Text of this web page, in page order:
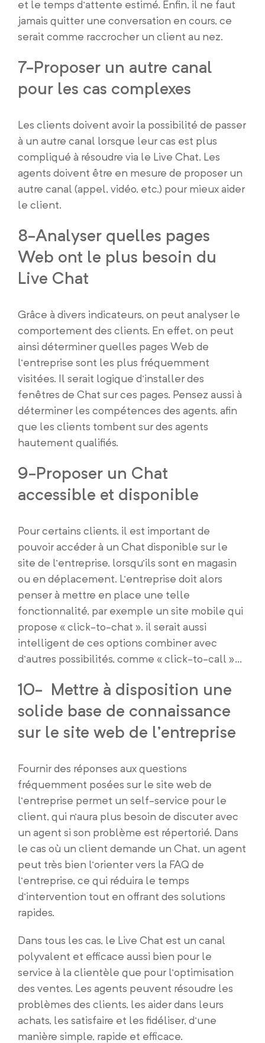
et le temps d’attente estimé. Enfin, il ne faut
jamais quitter une conversation en cours, ce
serait comme raccrocher un client au nez.
7-Proposer un autre canal
pour les cas complexes
Les clients doivent avoir la possibilité de passer
à un autre canal lorsque leur cas est plus
compliqué à résoudre via le Live Chat. Les
agents doivent être en mesure de proposer un
autre canal (appel, vidéo, etc.) pour mieux aider
le client.
8-Analyser quelles pages
Web ont le plus besoin du
Live Chat
Grâce à divers indicateurs, on peut analyser le
comportement des clients. En effet, on peut
ainsi déterminer quelles pages Web de
l’entreprise sont les plus fréquemment
visitées. Il serait logique d’installer des
fenêtres de Chat sur ces pages. Pensez aussi à
déterminer les compétences des agents, afin
que les clients tombent sur des agents
hautement qualifiés.
9-Proposer un Chat
accessible et disponible
Pour certains clients, il est important de
pouvoir accéder à un Chat disponible sur le
site de l’entreprise, lorsqu’ils sont en magasin
ou en déplacement. L’entreprise doit alors
penser à mettre en place une telle
fonctionnalité, par exemple un site mobile qui
propose « click-to-chat ». il serait aussi
intelligent de ces options combiner avec
d’autres possibilités, comme « click-to-call »…
10- Mettre à disposition une
solide base de connaissance
sur le site web de l’entreprise
Fournir des réponses aux questions
fréquemment posées sur le site web de
l’entreprise permet un self-service pour le
client, qui n’aura plus besoin de discuter avec
un agent si son problème est répertorié. Dans
le cas où un client demande un Chat, un agent
peut très bien l’orienter vers la FAQ de
l’entreprise, ce qui réduira le temps
d’intervention tout en offrant des solutions
rapides.
Dans tous les cas, le Live Chat est un canal
polyvalent et efficace aussi bien pour le
service à la clientèle que pour l’optimisation
des ventes. Les agents peuvent résoudre les
problèmes des clients, les aider dans leurs
achats, les satisfaire et les fidéliser, d’une
manière simple, rapide et efficace.